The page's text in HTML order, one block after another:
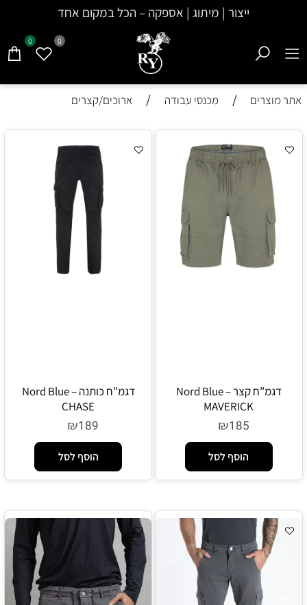
ייצור | מיתוג | אספקה – הכל במקום אחד
0 0
אתר מוצרים / מכנסי עבודה / ארוכים/קצרים
דגמ”ח קצר Nord Blue –
MAVERICK
₪185
הוסף לסל
דגמ”ח כותנה Nord Blue –
CHASE
₪189
הוסף לסל